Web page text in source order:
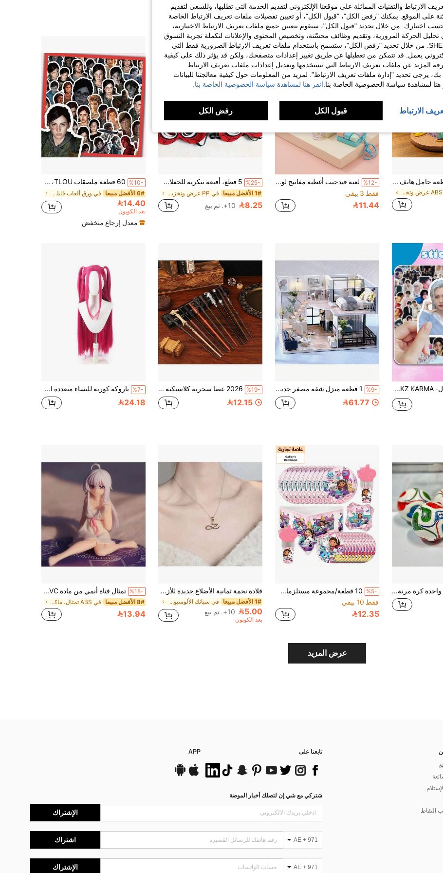
Takara Tomy 1 قطعة حامل هاتف على شكل سكويدوارد تينتكلز، حامل مكتب كرتوني للهاتف المحمول، دعامة هاتف مضحكة من الراتنج لديكور المكتب والغرفة، إكسسوار أنمي فريد هدية للمعجبين، زينة مكتبية لطيفة هدية
في ABS عرض وتخزين المقتنيات
%12-
لعبة فيدجيت أغطية مفاتيح لوحة مفاتيح 9 في 1 مع سلسلة مفاتيح، أزرار نقر لتخفيف التوتر، أداة صامتة لتخفيف القلق، زينة مكتبية بتشكيلة ألوان عشوائية، مناسبة للمراهقين والبالغين
فقط 3 بيقي
11.44
%25- 5 قطع، أقنعة تنكرية للحفلات، تتميز بتصميم شبكي أحمر وأسود، مناسبة للعب الأدوار والعروض المسرحية وديكور حفلات الموضوعات. الأقنعة ذات طراز كلاسيكي، يمكن استخدامها كهدايا رأس السنة أو هدايا عيد الحب أو هدايا عيد الفصح، هدايا الحفلات
1# الأفضل مبيعا في PP عرض وتخزين المقتنيات
8.25 10+. تم بيع
%10- 60 قطعة ملصقات TLOU، ملصقات The Last Of Us، ملصقات غطاء الهاتف، ملصقات زخرفية DIY لألبوم الصور، ملصقات زخرفية لزجاجة المياه، ملصقات ذات ملمس مطفي، ملصقات حقيبة تغليف الهدايا، ملصقات زخرفية لحفلة عيد الميلاد
6# الأفضل مبيعا في ورق ألعاب قابلة للتجميع
14.40
بعد الكوبون
معدل إرجاع منخفض
104 ملصق ل- SKZ KARMA وذكرى مرور 8 سنوات على 'STAY'، ملصقات REPLA: STAY WITH YOUR WINGS الطبعة المحدودة ل- K-Pop، ملصقات تذكارية لمعجبي STAY، ملصقات زخرفية مقاومة للماء لزجاجات المياه والأجهزة المحمولة وأغطية الهواتف، هدية مثالية لمنتجات K-Pop %9- 1 قطعة منزل شقة مصغر جديد لعام 2026 مع غطاء واقي من الغبار، ديكور غرفة نوم مع أثاث، نموذج تجميعي يدوي DIY لبيت الدمى، لعبة خشبية ثلاثية الأبعاد، هدية عيد ميلاد/عيد الميلاد - طراز عشوائي
61.77
%19- 2026 عصا سحرية كلاسيكية فاخرة من الفولاذ الكربوني قطعة واحدة - صولجان للعب الأدوار - عصا هدية - إكسسوار للتصوير - لوازم حفلات LARP - إكسسوار للعروض المسرحية - هدية وقابل للجمع - هدية عيد ميلاد - هدية عطلة - هدية مثالية - افتح عالمك السحري الخاص
12.15
%7- باروكة كورية للنساء متعددة الألوان للتنكر، ذات طابع جوي طبيعي وواقعي، قابلة للتصفيف بدرجات حرارة عالية، تغطي الرأس بالكامل بأسلوب أساسي، متوفرة بألوان متعددة + أنماط تنكرية شعبية متعددة/أنماط استعادة الشخصيات، مناسبة لمؤتمرات الأنمي والتنكر، مشاهد التنكر اليومية، مواعيد عيد الحب، مقالب عيد كذبة أبريل، أعمال التصوير الفني، أساسيات المواعدة، سهلة للمبتدئين، التنكر، الحفلات الشعبية، هدايا أعياد الميلاد، هدايا المواعدة
24.18
2026 قطعة واحدة كرة مرنة كأس العالم™ F-IF-A رسمية تذكارية للبطولة كرة قدم موضوع تخفيف الضغط إكسسوار كرة قدم ممتع على المكتب هدية مثالية هدية عيد ميلاد هدية عيد الفصح %5-
10 قطعة/مجموعة مستلزمات حفلة عيد ميلاد بموضوع بيت دمية جابي، طقم أدوات المائدة القابلة للتخلص منها يشمل أطباق ورقية، مناديل، مفارش طاولة، شوك وأكواب، ديكورات حفلة بطباعة قطة جابي الجميلة، مناسبة للأطفال، حفلات استقبال المواليد، احتفالات بنات، طقم أدوات مائدة حفلة كامل
فقط 10 بيقي
12.35
قلادة نجمة ثمانية الأضلاع جديدة للأزواج، مجوهرات بأسلوب كوري عصري، هدية عيد ميلاد للصديقة
1# الأفضل مبيعا في سبائك الألومنيوم ألعاب قابلة للتجميع
5.00 10+. تم بيع
بعد الكوبون
%18- تمثال فتاة أنمي من مادة PVC بطول 3.74 بوصة، شعر أبيض، فستان أبيض لطيف مع فيونكة وردية، وضعية الجلوس، نموذج لعبة قابل للجمع، مناسب للعرض على المكتب، هدية عيد ميلاد فريدة لمحبي الأنمي والمجمعين، مناسب أيضًا لديكور المنزل أو كهدية دافئة
8# الأفضل مبيعا في ABS تمثال، ماكيت، وتمثال نصفي مجسمات الحركة
13.94
عرض المزيد
النقاط
تابعنا على APP
شتركي مع شي إن لتصلك أخبار الموضة
الإشتراك
AE + 971 اشتراك
AE + 971 الإشتراك
الارتباط والتقنيات المماثلة على موقعنا الإلكتروني لتقديم الخدمة التي تطلبها، وللسعي لتقديم
على الموقع. يمكنك "رفض الكل"، "قبول الكل"، أو تعيين تفضيلات ملفات تعريف الارتباط الخاصة
اختيارك. من خلال تحديد "قبول الكل"، سنقوم بتعيين جميع ملفات تعريف الارتباط الاختيارية،
تحليل الحركة المرورية، وتقديم وظائف محسّنة، وتخصيص المحتوى والإعلانات لتكملة تجربة التسوق
الخاصة بك مع SHEIN. من خلال تحديد "رفض الكل"، ستسمح باستخدام ملفات تعريف الارتباط الضرورية فقط التي
يعمل. قد تتمكن من تعطيلها عن طريق تغيير إعدادات متصفحك، ولكن قد يؤثر ذلك على كيفية
المزيد عن ملفات تعريف الارتباط التي نستخدمها وتعديل إعدادات ملفات تعريف الارتباط
بك، يرجى تحديد "إدارة ملفات تعريف الارتباط". لمزيد من المعلومات حول كيفية معالجتنا للبيانات
هنا لمشاهدة سياسة الخصوصية الخاصة بنا. انقر هنا لمشاهدة سياسة الخصوصية الخاصة بنا.
الارتباط قبول الكل رفض الكل